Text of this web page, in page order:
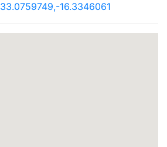
33.0759749,-16.3346061